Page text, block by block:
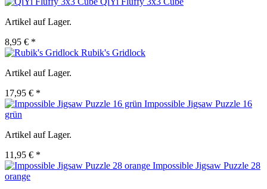
Artikel auf Lager.
8,95 € *
Rubik's Gridlock
Artikel auf Lager.
17,95 € *
Impossible Jigsaw Puzzle 16
grün
Artikel auf Lager.
11,95 € *
Impossible Jigsaw Puzzle 28
orange